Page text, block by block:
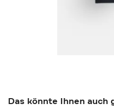
Das könnte Ihnen auch